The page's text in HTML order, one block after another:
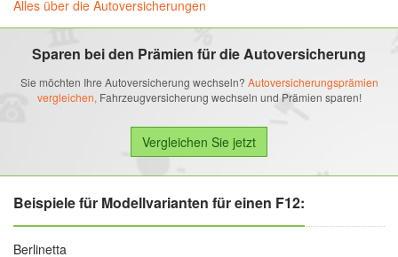
Alles über die Autoversicherungen
Sparen bei den Prämien für die Autoversicherung
Sie möchten Ihre Autoversicherung wechseln? Autoversicherungsprämien
vergleichen, Fahrzeugversicherung wechseln und Prämien sparen!
Beispiele für Modellvarianten für einen F12:
Berlinetta